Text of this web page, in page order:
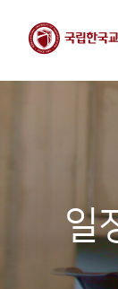
한국
대
일